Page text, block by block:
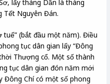
lấy tháng Dần là tháng
Tết Nguyên Đán.
tuế” (bắt đầu một năm). Điều
tục dân gian lấy “Đông
Thượng cổ. Một số thành
tục dân gian đón năm mới
Đông Chí có một số phong